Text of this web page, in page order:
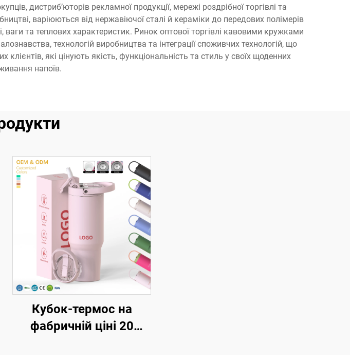
дистриб’юторів рекламної продукції, мережі роздрібної торгівлі та
варіюються від нержавіючої сталі й кераміки до передових полімерів
та теплових характеристик. Ринок оптової торгівлі кавовими кружками
технологій виробництва та інтеграції споживчих технологій, що
які цінують якість, функціональність та стиль у своїх щоденних
напоїв.
Кубок-термос на
фабричній ціні 20